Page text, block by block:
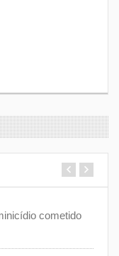
cometido